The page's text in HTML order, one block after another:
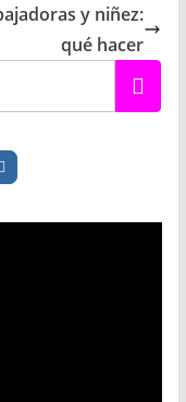
y niñez:
qué hacer